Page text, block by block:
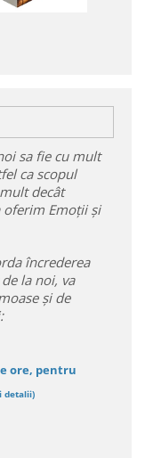
sa fie cu mult
ca scopul
decât
oferim Emoții și
încrederea
la noi, va
și de
ore, pentru
detalii)